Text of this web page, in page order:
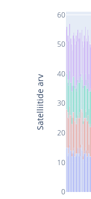
0
10
20
30
40
50
60
Satelliitide arv